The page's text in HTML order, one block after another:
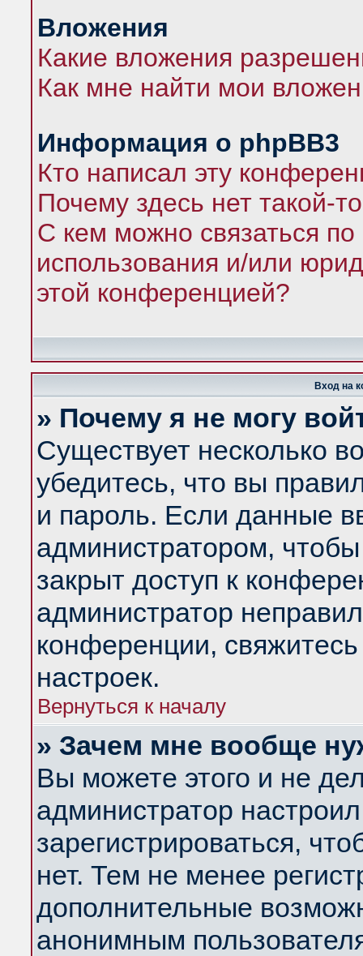
Вложения
Какие вложения
Как мне найти мои
Информация о phpBB3
Кто написал эту
Почему здесь нет такой-
С кем можно связаться по
использования и/или
этой конференцией?
Вход на
» Почему я не могу
Существует несколько
убедитесь, что вы
и пароль. Если данные
администратором,
закрыт доступ к
администратор
конференции,
настроек.
Вернуться к началу
» Зачем мне вообще
Вы можете этого и не
администратор
зарегистрироваться,
нет. Тем не менее
дополнительные
анонимным